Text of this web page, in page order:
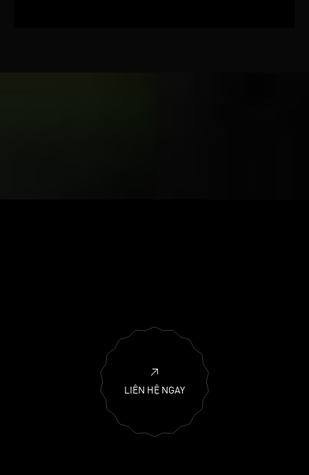
LIÊN HỆ NGAY